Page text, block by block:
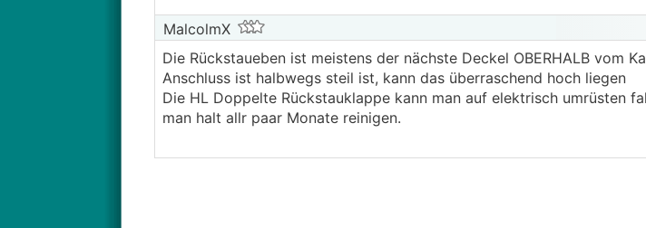
MalcolmX
Die Rückstaueben ist meistens der nächste Deckel OBERHALB vom
Anschluss ist halbwegs steil ist, kann das überraschend hoch liegen
Die HL Doppelte Rückstauklappe kann man auf elektrisch umrüsten
man halt allr paar Monate reinigen.